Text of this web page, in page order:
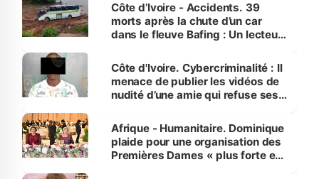
Côte d’Ivoire - Accidents. 39
morts après la chute d’un car
dans le fleuve Bafing : Un lecteur
des Transports
Côte d'Ivoire. Cybercriminalité : Il
menace de publier les vidéos de
nudité d’une amie qui refuse ses
Afrique - Humanitaire. Dominique
plaide pour une organisation des
Premières Dames « plus forte et